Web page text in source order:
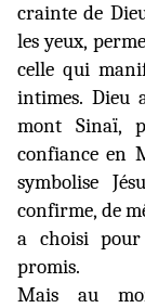
crainte de
les yeux,
celle qui
intimes. Dieu
mont Sinaï,
confiance en
symbolise
confirme, de
a choisi
promis.
Mais au